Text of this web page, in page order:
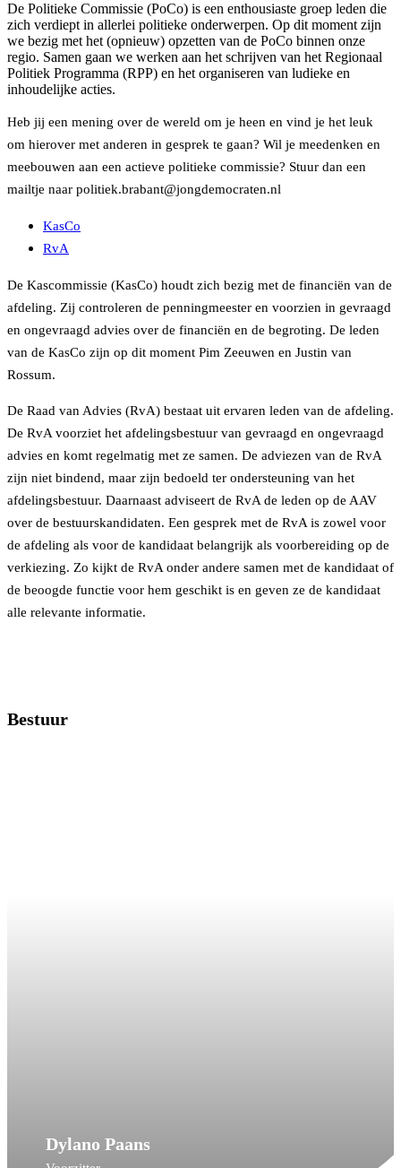
De Politieke Commissie (PoCo) is een enthousiaste groep leden die
zich verdiept in allerlei politieke onderwerpen. Op dit moment zijn
we bezig met het (opnieuw) opzetten van de PoCo binnen onze
regio. Samen gaan we werken aan het schrijven van het Regionaal
Politiek Programma (RPP) en het organiseren van ludieke en
inhoudelijke acties.
Heb jij een mening over de wereld om je heen en vind je het leuk
om hierover met anderen in gesprek te gaan? Wil je meedenken en
meebouwen aan een actieve politieke commissie? Stuur dan een
mailtje naar politiek.brabant@jongdemocraten.nl
KasCo
RvA
De Kascommissie (KasCo) houdt zich bezig met de financiën van de
afdeling. Zij controleren de penningmeester en voorzien in gevraagd
en ongevraagd advies over de financiën en de begroting. De leden
van de KasCo zijn op dit moment Pim Zeeuwen en Justin van
Rossum.
De Raad van Advies (RvA) bestaat uit ervaren leden van de afdeling.
De RvA voorziet het afdelingsbestuur van gevraagd en ongevraagd
advies en komt regelmatig met ze samen. De adviezen van de RvA
zijn niet bindend, maar zijn bedoeld ter ondersteuning van het
afdelingsbestuur. Daarnaast adviseert de RvA de leden op de AAV
over de bestuurskandidaten. Een gesprek met de RvA is zowel voor
de afdeling als voor de kandidaat belangrijk als voorbereiding op de
verkiezing. Zo kijkt de RvA onder andere samen met de kandidaat of
de beoogde functie voor hem geschikt is en geven ze de kandidaat
alle relevante informatie.
Bestuur
Dylano Paans